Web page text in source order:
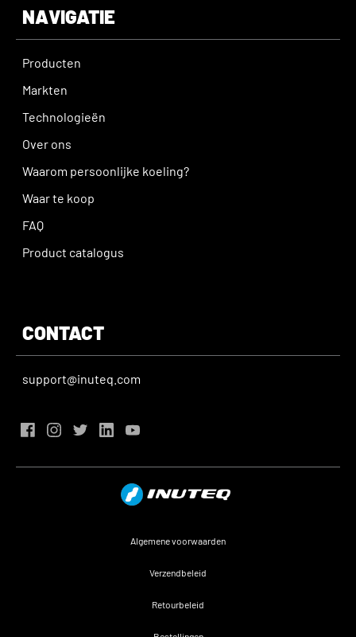
NAVIGATIE
Producten
Markten
Technologieën
Over ons
Waarom persoonlijke koeling?
Waar te koop
FAQ
Product catalogus
CONTACT
support@inuteq.com
Algemene voorwaarden
Verzendbeleid
Retourbeleid